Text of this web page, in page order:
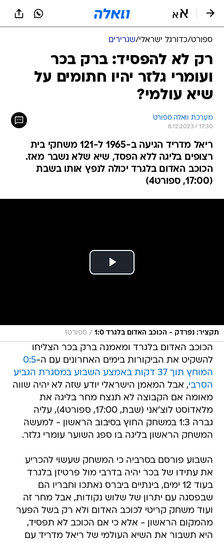
ספורט/כדורגל ישראלי/שגרירים
רק לא להפסיד: ברק בכר
ועומרי גלזר יהיו חתומים על
שיא עולמי?
מערכת וואלה ספורט
8.12.2023 / 17:30
ריאל מדריד הגיעה ב-1965 ל-121 משחקי בית
רצופים בליגה ללא הפסד, שיא שלא נשבר מאז.
הכוכב האדום בלגרד יכולה לנפץ אותו בשבת
(17:00, ספורט4)
תקציר: נפרדק - הכוכב האדום בלגרד 1:0 / ספורט1
הכוכב האדום בלגרד ומאמנה ברק בכר הצליחו
להשקיט את הביקורות בימים האחרונים עם ה-0:5
המוחץ תוך 37 דקות באמצע השבוע במסגרת הגביע
הסרבי, אבל המאמן הישראלי יודע שזה לא יהיה שווה
מאומה אם הקבוצה לא תנצח מחר בליגה את
מלאדוסט לוצ'אני (שבת, 17:00, ספורט4), עליה
גברה 1:3 במשחק החוץ בסיבוב הראשון - למעשה
המשחק הראשון בליגה בו ספג השוער עומרי גלזר.
השבוע פורסם בסרביה כי המשחק שעשוי להכריע
את עתידו של בכר יהיה בדרבי מול פרטיזן בלגרד
בעוד 12 ימים, בינתיים ביברס נאתכו וחבריו הם
שבפסגה עם יתרון של שלוש נקודות, אבל מחר זה
ועוד משחק קריטי לכוכב האדום ולא רק בשל הפער
מהמקום הראשון - אלא כי אם הכוכב לא תפסיד,
היא תשבור את השיא העולמי של ריאל מדריד עם